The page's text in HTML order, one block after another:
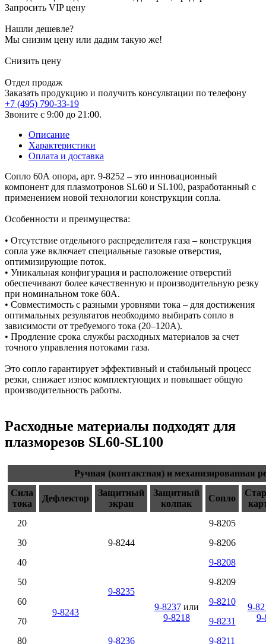
Запросить VIP цену
Нашли дешевле?
Мы снизим цену или дадим такую же!
Снизить цену
Отдел продаж
Заказать продукцию и получить консультации по телефону
+7 (495) 790-33-19
Звоните с 9:00 до 21:00.
Описание
Характеристики
Оплата и доставка
Сопло 60А опора, арт. 9-8252 – это инновационный
компонент для плазмотронов SL60 и SL100, разработанный с
применением новой технологии конструкции сопла.
Особенности и преимущества:
• Отсутствие отдельного распределителя газа – конструкция
сопла уже включает специальные газовые отверстия,
оптимизирующие поток.
• Уникальная конфигурация и расположение отверстий
обеспечивают более качественную и производительную резку
при номинальном токе 60А.
• Совместимость с разными уровнями тока – для достижения
оптимальных результатов необходимо выбирать сопло в
зависимости от требуемого тока (20–120А).
• Продление срока службы расходных материалов за счет
точного управления потоками газа.
Это сопло гарантирует эффективный и стабильный процесс
резки, снижает износ комплектующих и повышает общую
производительность работы.
Расходные материалы подходят для
плазморезов SL60-SL100
Ручная (контактная) и механизированная
Сила
тока
Дефлектор
Защитный
экран
Защитный
колпак
Сопло
20
9-8243
9-8244
9-8237или
9-8218
9-8205
9-
9-
30
9-8206
40
9-8208
50
9-8235
9-8209
60
9-8210
70
9-8236
9-8231
80
9-8211